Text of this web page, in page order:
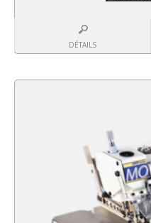
DÉTAILS